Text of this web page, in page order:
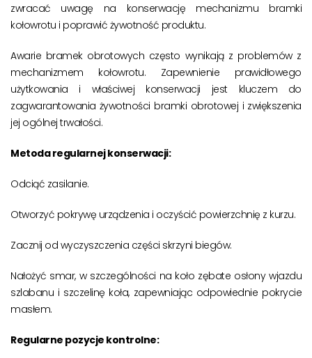
zwracać uwagę na konserwację mechanizmu bramki
kołowrotu i poprawić żywotność produktu.
Awarie bramek obrotowych często wynikają z problemów z
mechanizmem kołowrotu. Zapewnienie prawidłowego
użytkowania i właściwej konserwacji jest kluczem do
zagwarantowania żywotności bramki obrotowej i zwiększenia
jej ogólnej trwałości.
Metoda regularnej konserwacji:
Odciąć zasilanie.
Otworzyć pokrywę urządzenia i oczyścić powierzchnię z kurzu.
Zacznij od wyczyszczenia części skrzyni biegów.
Nałożyć smar, w szczególności na koło zębate osłony wjazdu
szlabanu i szczelinę koła, zapewniając odpowiednie pokrycie
masłem.
Regularne pozycje kontrolne: